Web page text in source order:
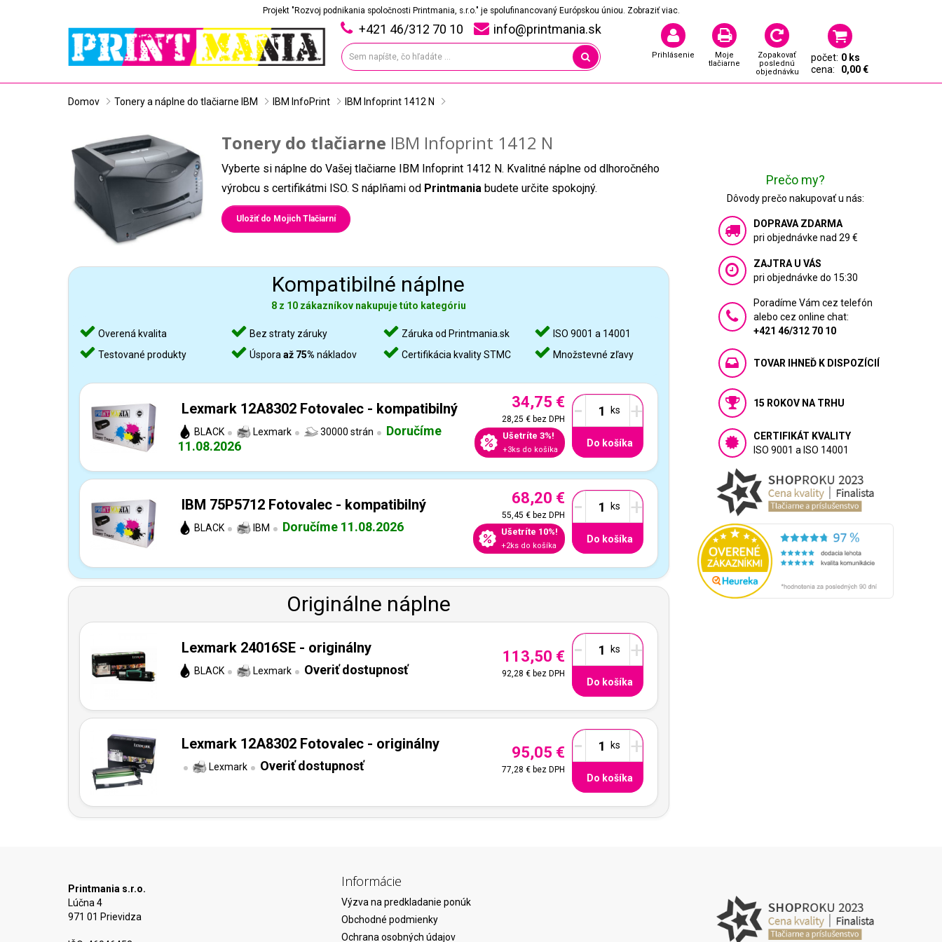
Projekt "Rozvoj podnikania spoločnosti Printmania, s.r.o." je spolufinancovaný Európskou úniou. Zobraziť viac.
+421 46/312 70 10 info@printmania.sk
Prihlásenie
Moje
tlačiarne
Zopakovať
poslednú
objednávku
počet: 0 ks
cena:
0,00 €
Domov Tonery a náplne do tlačiarne IBM IBM InfoPrint IBM Infoprint 1412 N
Tonery do tlačiarne IBM Infoprint 1412 N
Vyberte si náplne do Vašej tlačiarne IBM Infoprint 1412 N. Kvalitné náplne od dlhoročného
výrobcu s certifikátmi ISO. S náplňami od Printmania budete určite spokojný.
Uložiť do Mojich Tlačiarní
Kompatibilné náplne
8 z 10 zákazníkov nakupuje túto kategóriu
Overená kvalita
Testované produkty
Bez straty záruky
Úsporaaž 75% nákladov
Záruka od Printmania.sk
Certifikácia kvality STMC
ISO 9001 a 14001
Množstevné zľavy
Lexmark 12A8302 Fotovalec - kompatibilný
BLACK Lexmark 30000 strán
Doručíme
11.08.2026
34,75 €
28,25 €bez DPH
Ušetríte 3%!
+3ks do košíka
- +
Do košíka
IBM 75P5712 Fotovalec - kompatibilný
BLACK IBM Doručíme 11.08.2026
68,20 €
55,45 €bez DPH
Ušetríte 10%!
+2ks do košíka
- +
Do košíka
Originálne náplne
Lexmark 24016SE - originálny
BLACK Lexmark Overiť dostupnosť
113,50 €
92,28 €bez DPH
- +
Do košíka
Lexmark 12A8302 Fotovalec - originálny
Lexmark Overiť dostupnosť
95,05 €
77,28 €bez DPH
- +
Do košíka
Prečo my?
Dôvody prečo nakupovať u nás:
DOPRAVA ZDARMA
pri objednávke nad 29 €
ZAJTRA U VÁS
pri objednávke do 15:30
Poradíme Vám cez telefón
alebo cez online chat:
+421 46/312 70 10
TOVAR IHNEĎ K DISPOZÍCIÍ
15 ROKOV NA TRHU
CERTIFIKÁT KVALITY
ISO 9001 a ISO 14001
Printmania s.r.o.
Lúčna 4
971 01 Prievidza
Informácie
Výzva na predkladanie ponúk
Obchodné podmienky
Ochrana osobných údajov